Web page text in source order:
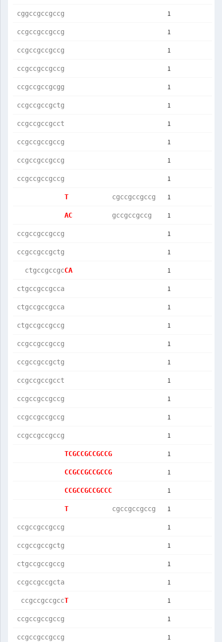
cggccgccgccg 1
ccgccgccgccg 1
ccgccgccgccg 1
ccgccgccgccg 1
ccgccgccgcgg 1
ccgccgccgctg 1
ccgccgccgcct 1
ccgccgccgccg 1
ccgccgccgccg 1
ccgccgccgccg 1
T cgccgccgccg 1
AC gccgccgccg 1
ccgccgccgccg 1
ccgccgccgctg 1
  ctgccgccgc
CA 1
ctgccgccgcca 1
ctgccgccgcca 1
ctgccgccgccg 1
ccgccgccgccg 1
ccgccgccgctg 1
ccgccgccgcct 1
ccgccgccgccg 1
ccgccgccgccg 1
ccgccgccgccg 1
TCGCCGCCGCCG 1
CCGCCGCCGCCG 1
CCGCCGCCGCCC 1
T cgccgccgccg 1
ccgccgccgccg 1
ccgccgccgctg 1
ctgccgccgccg 1
ccgccgccgcta 1
ccgccgccgccT 1
ccgccgccgccg 1
ccgccgccgccg 1